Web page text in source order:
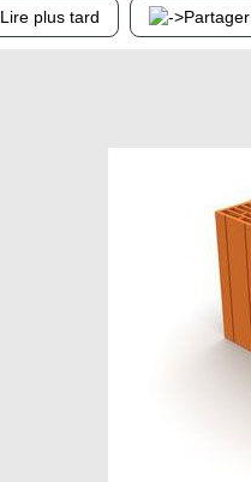
Lire plus tard Partager